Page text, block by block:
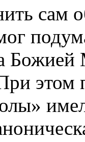
сам
Божией
этом